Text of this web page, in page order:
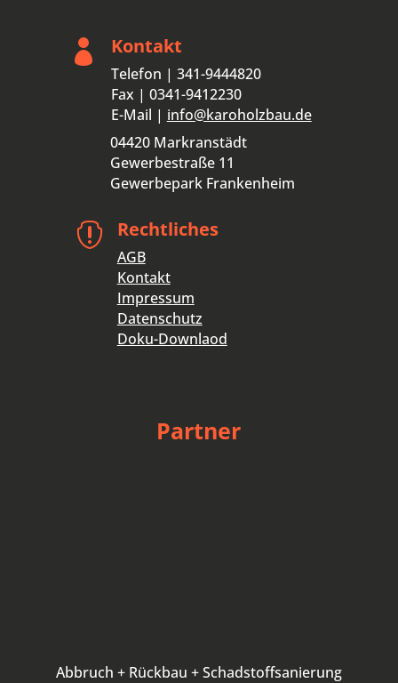
 Kontakt
Telefon | 341-9444820
Fax | 0341-9412230
E-Mail | info@karoholzbau.de
04420 Markranstädt
Gewerbestraße 11
Gewerbepark Frankenheim
 Rechtliches
AGB
Kontakt
Impressum
Datenschutz
Doku-Downlaod
Partner
Abbruch + Rückbau + Schadstoffsanierung